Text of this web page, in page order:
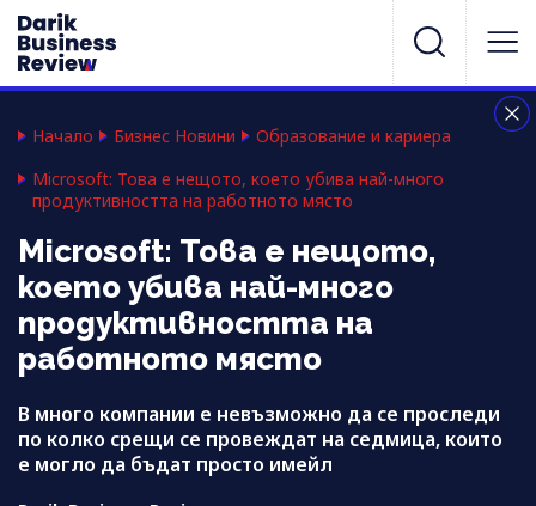
Начало Бизнес Новини
Образование и кариера
Microsoft: Това е нещото, което убива най-много
продуктивността на работното място
Microsoft: Това е нещото,
което убива най-много
продуктивността на
работното място
В много компании е невъзможно да се проследи
по колко срещи се провеждат на седмица, които
е могло да бъдат просто имейл